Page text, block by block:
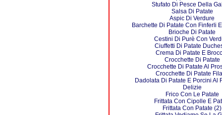
Stufato Di Pesce Della
Salsa Di Patate
Aspic Di Verdure
Barchette Di Patate Con Finferli
Brioche Di Patate
Cestini Di Purè Con
Ciuffetti Di Patate
Crema Di Patate E
Crocchette Di Patate
Crocchette Di Patate Al
Crocchette Di Patate
Dadolata Di Patate E Porcini Al
Delizie
Frico Con Le Patate
Frittata Con Cipolle E
Frittata Con Patate (2)